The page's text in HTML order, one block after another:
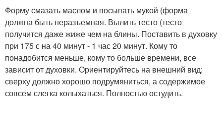
Форму смазать маслом и посыпать мукой (форма
должна быть неразъемная. Вылить тесто (тесто
получится даже жиже чем на блины. Поставить в духовку
при 175 с на 40 минут - 1 час 20 минут. Кому то
понадобится меньше, кому то больше времени, все
зависит от духовки. Ориентируйтесь на внешний вид:
сверху должно хорошо подрумяниться, а содержимое
совсем слегка колыхаться. Полностью остудить.